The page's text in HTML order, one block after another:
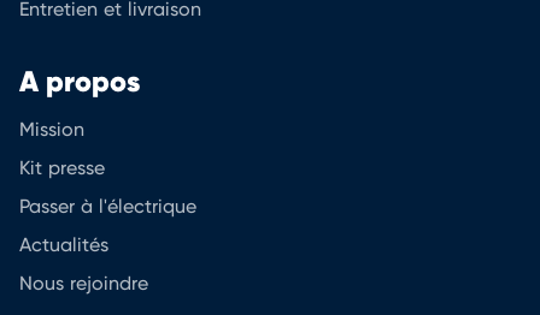
Entretien et livraison
A propos
Mission
Kit presse
Passer à l'électrique
Actualités
Nous rejoindre